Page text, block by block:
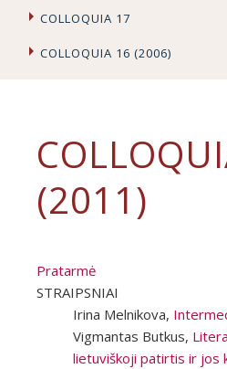
COLLOQUIA 17
COLLOQUIA 16 (2006)
(2011)
Pratarmė
STRAIPSNIAI
Irina Melnikova,
Vigmantas Butkus,
lietuviškoji patirtis ir jos